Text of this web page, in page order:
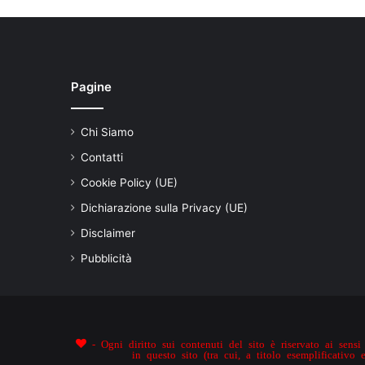
Pagine
Chi Siamo
Contatti
Cookie Policy (UE)
Dichiarazione sulla Privacy (UE)
Disclaimer
Pubblicità
- Ogni diritto sui contenuti del sito è riservato ai sensi
in questo sito (tra cui, a titolo esemplificativo e